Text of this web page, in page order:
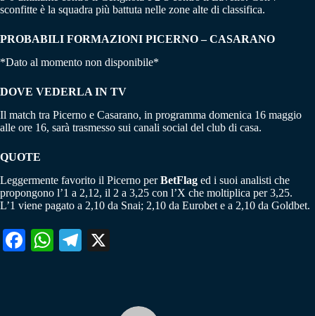
sconfitte è la squadra più battuta nelle zone alte di classifica.
PROBABILI FORMAZIONI PICERNO – CASARANO
*Dato al momento non disponibile*
DOVE VEDERLA IN TV
Il match tra Picerno e Casarano, in programma domenica 16 maggio
alle ore 16, sarà trasmesso sui canali social del club di casa.
QUOTE
Leggermente favorito il Picerno perBetFlag ed i suoi analisti che
propongono l’1 a 2,12, il 2 a 3,25 con l’X che moltiplica per 3,25.
L’1 viene pagato a 2,10 da Snai; 2,10 da Eurobet e a 2,10 da Goldbet.
Fa W
Te